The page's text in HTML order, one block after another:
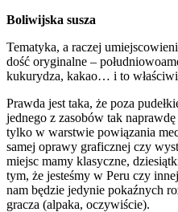
Boliwijska susza
Tematyka, a raczej
dość oryginalne –
kukurydza, kakao… i to
Prawda jest taka, że poza
jednego z zasobów tak
tylko w warstwie powiązania
samej oprawy graficznej czy
miejsc mamy klasyczne,
tym, że jesteśmy w Peru czy
nam będzie jedynie pokaźnych
gracza (alpaka, oczywiście).